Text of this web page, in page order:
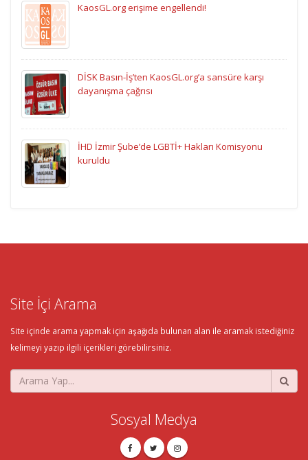
KaosGL.org erişime engellendi!
DİSK Basın-İş’ten KaosGL.org’a sansüre karşı
dayanışma çağrısı
İHD İzmir Şube’de LGBTİ+ Hakları Komisyonu
kuruldu
Site İçi Arama
Site içinde arama yapmak için aşağıda bulunan alan ile aramak istediğiniz
kelimeyi yazıp ilgili içerikleri görebilirsiniz.
Sosyal Medya